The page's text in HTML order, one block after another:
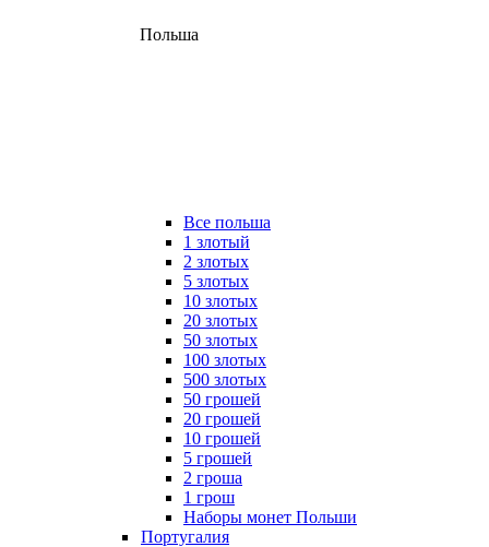
Польша
Все польша
1 злотый
2 злотых
5 злотых
10 злотых
20 злотых
50 злотых
100 злотых
500 злотых
50 грошей
20 грошей
10 грошей
5 грошей
2 гроша
1 грош
Наборы монет Польши
Португалия